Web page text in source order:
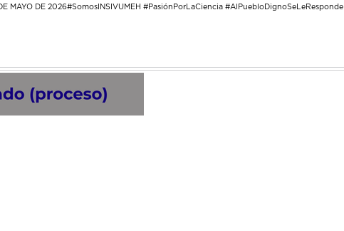
MAYO DE 2026#SomosINSIVUMEH #PasiónPorLaCiencia #AlPuebloDignoSeLeResponde